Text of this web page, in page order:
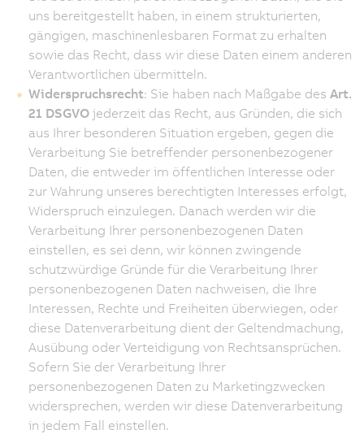
uns bereitgestellt haben, in einem strukturierten,
gängigen, maschinenlesbaren Format zu erhalten
sowie das Recht, dass wir diese Daten einem anderen
Verantwortlichen übermitteln.
Widerspruchsrecht: Sie haben nach Maßgabe des Art.
21 DSGVO jederzeit das Recht, aus Gründen, die sich
aus Ihrer besonderen Situation ergeben, gegen die
Verarbeitung Sie betreffender personenbezogener
Daten, die entweder im öffentlichen Interesse oder
zur Wahrung unseres berechtigten Interesses erfolgt,
Widerspruch einzulegen. Danach werden wir die
Verarbeitung Ihrer personenbezogenen Daten
einstellen, es sei denn, wir können zwingende
schutzwürdige Gründe für die Verarbeitung Ihrer
personenbezogenen Daten nachweisen, die Ihre
Interessen, Rechte und Freiheiten überwiegen, oder
diese Datenverarbeitung dient der Geltendmachung,
Ausübung oder Verteidigung von Rechtsansprüchen.
Sofern Sie der Verarbeitung Ihrer
personenbezogenen Daten zu Marketingzwecken
widersprechen, werden wir diese Datenverarbeitung
in jedem Fall einstellen.